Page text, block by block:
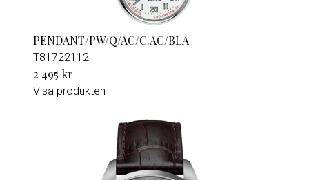
PENDANT/PW/Q/AC/C.AC/BLA
T81722112
2 495 kr
Visa produkten